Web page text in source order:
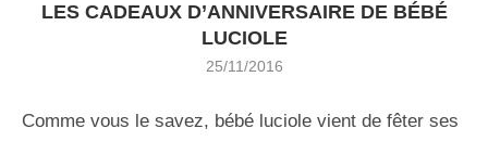
LES CADEAUX D’ANNIVERSAIRE DE BÉBÉ
LUCIOLE
25/11/2016
Comme vous le savez, bébé luciole vient de fêter ses